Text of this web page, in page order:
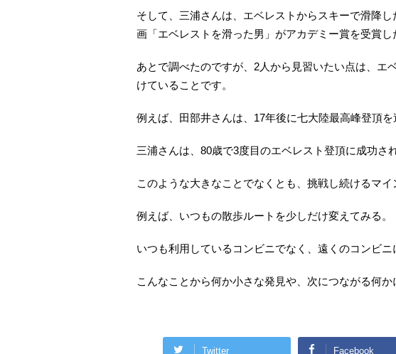
そして、三浦さんは、エベレストからスキーで滑降
画「エベレストを滑った男」がアカデミー賞を受賞し
あとで調べたのですが、2人から見習いたい点は、エ
けていることです。
例えば、田部井さんは、17年後に七大陸最高峰登頂を
三浦さんは、80歳で3度目のエベレスト登頂に成功さ
このような大きなことでなくとも、挑戦し続けるマイ
例えば、いつもの散歩ルートを少しだけ変えてみる。
いつも利用しているコンビニでなく、遠くのコンビニ
こんなことから何か小さな発見や、次につながる何か
Twitter Facebook